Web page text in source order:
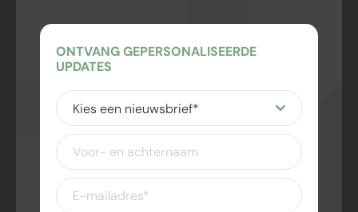
ONTVANG GEPERSONALISEERDE
UPDATES
Kies
een
nieuwsbrief(Vereist)
Voor-
en
achternaam
E-
mailadres(Vereist)